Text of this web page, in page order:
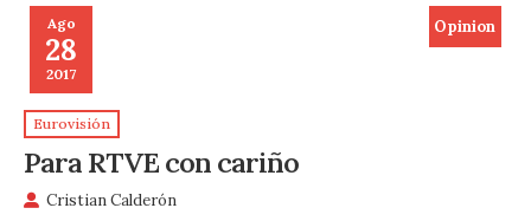
Ago
28
2017
Opinion
Eurovisión
Para RTVE con cariño
Cristian Calderón